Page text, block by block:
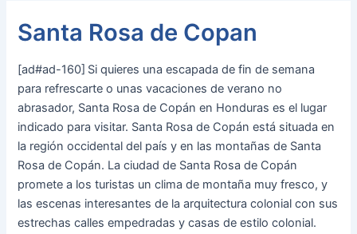
Santa Rosa de Copan
[ad#ad-160] Si quieres una escapada de fin de semana
para refrescarte o unas vacaciones de verano no
abrasador, Santa Rosa de Copán en Honduras es el lugar
indicado para visitar. Santa Rosa de Copán está situada en
la región occidental del país y en las montañas de Santa
Rosa de Copán. La ciudad de Santa Rosa de Copán
promete a los turistas un clima de montaña muy fresco, y
las escenas interesantes de la arquitectura colonial con sus
estrechas calles empedradas y casas de estilo colonial.